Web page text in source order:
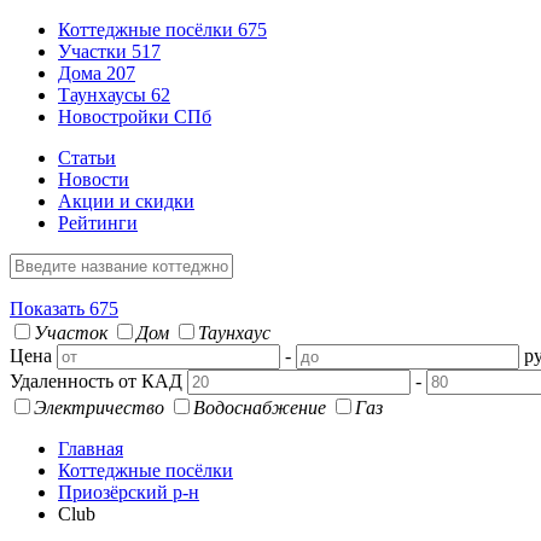
Коттеджные посёлки 675
Участки 517
Дома 207
Таунхаусы 62
Новостройки СПб
Статьи
Новости
Акции и скидки
Рейтинги
Показать 675
Участок
Дом
Таунхаус
Цена
-
Удаленность от КАД
-
Электричество
Водоснабжение
Газ
Главная
Коттеджные посёлки
Приозёрский р-н
Club